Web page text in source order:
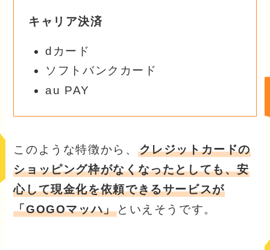
キャリア決済
dカード
ソフトバンクカード
au PAY
このような特徴から、 クレジットカードの
ショッピング枠がなくなったとしても、安
心して現金化を依頼できるサービスが
「GOGOマッハ」といえそうです。